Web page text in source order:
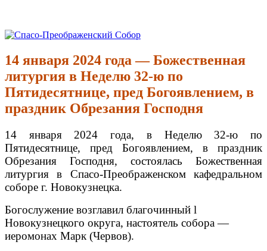
Перейти
содержимому
Спасо-Преображенский Собор
Спасо-Преображенский кафедральный Собор Новокузнецк
14 января 2024 года — Божественная
литургия в Неделю 32-ю по
Пятидесятнице, пред Богоявлением, в
праздник Обрезания Господня
14 января 2024 года, в Неделю 32-ю по
Пятидесятнице, пред Богоявлением, в праздник
Обрезания Господня, состоялась Божественная
литургия в Спасо-Преображенском кафедральном
соборе г. Новокузнецка.
Богослужение возглавил благочинный l
Новокузнецкого округа, настоятель собора —
иеромонах Марк (Червов).